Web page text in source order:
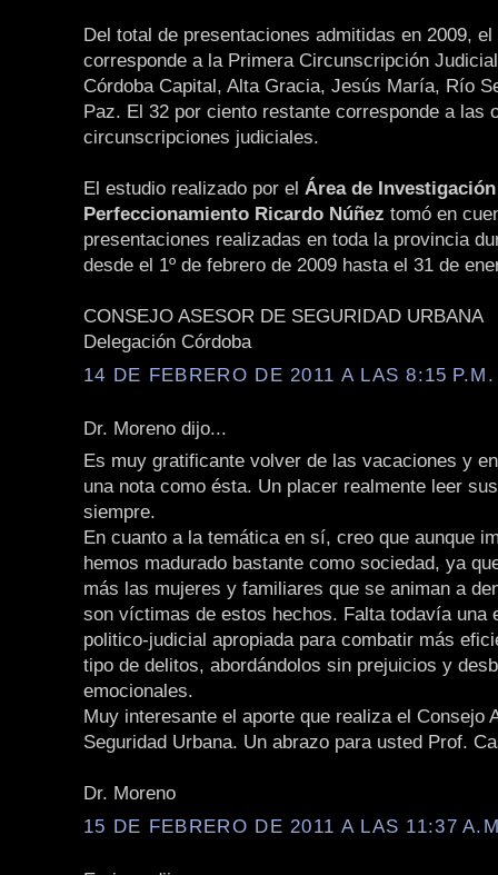
Del total de presentaciones admitidas en 2009,
corresponde a la Primera Circunscripción
Córdoba Capital, Alta Gracia, Jesús María, Río
Paz. El 32 por ciento restante corresponde a las
circunscripciones judiciales.
El estudio realizado por el Área de
Perfeccionamiento Ricardo Núñez tomó en
presentaciones realizadas en toda la provincia
desde el 1º de febrero de 2009 hasta el 31 de
CONSEJO ASESOR DE SEGURIDAD URBANA
Delegación Córdoba
14 DE FEBRERO DE 2011 A LAS 8:15 P.M.
Dr. Moreno dijo...
Es muy gratificante volver de las vacaciones y
una nota como ésta. Un placer realmente leer
siempre.
En cuanto a la temática en sí, creo que aunque
hemos madurado bastante como sociedad, ya
más las mujeres y familiares que se animan a
son víctimas de estos hechos. Falta todavía una
politico-judicial apropiada para combatir más
tipo de delitos, abordándolos sin prejuicios y
emocionales.
Muy interesante el aporte que realiza el Consejo
Seguridad Urbana. Un abrazo para usted Prof.
Dr. Moreno
15 DE FEBRERO DE 2011 A LAS 11:37